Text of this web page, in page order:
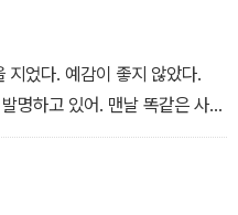
지었다. 예감이 좋지 않았다.
명하고 있어. 맨날 똑같은 사람